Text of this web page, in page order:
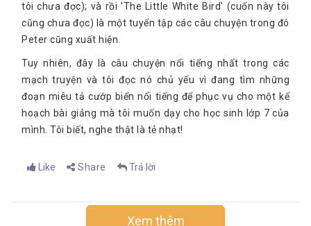
tôi chưa đọc); và rồi 'The Little White Bird' (cuốn này tôi
cũng chưa đọc) là một tuyển tập các câu chuyện trong đó
Peter cũng xuất hiện.
Tuy nhiên, đây là câu chuyện nổi tiếng nhất trong các
mạch truyện và tôi đọc nó chủ yếu vì đang tìm những
đoạn miêu tả cướp biển nổi tiếng để phục vụ cho một kế
hoạch bài giảng mà tôi muốn dạy cho học sinh lớp 7 của
mình. Tôi biết, nghe thật là tẻ nhạt!
Like Share Trả lời
Xem thêm